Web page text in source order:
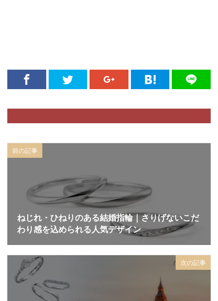
前の記事
ねじれ・ひねりのある結婚指輪｜さりげないこだ
わり感を込められる人気デザイン
次の記事